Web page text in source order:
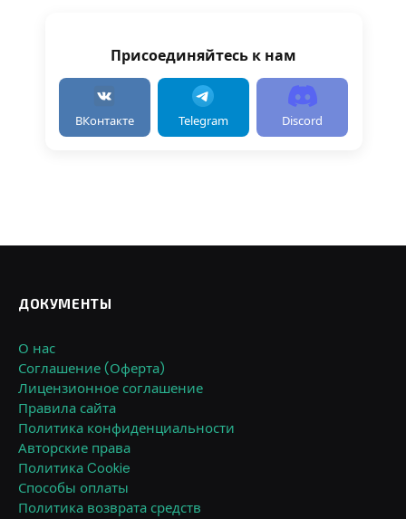
Присоединяйтесь к нам
ВКонтакте Telegram Discord
ДОКУМЕНТЫ
О нас
Соглашение (Оферта)
Лицензионное соглашение
Правила сайта
Политика конфиденциальности
Авторские права
Политика Cookie
Способы оплаты
Политика возврата средств